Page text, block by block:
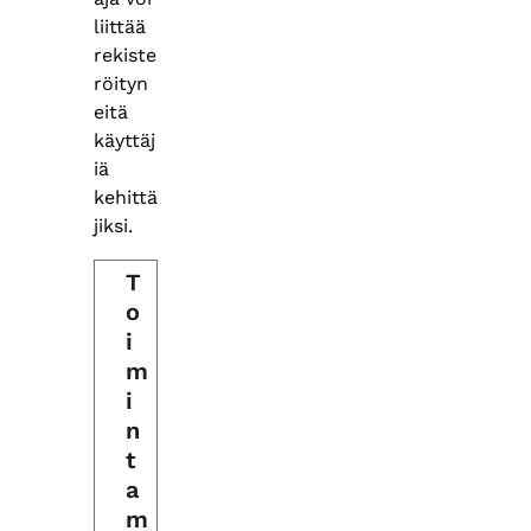
liittää
rekiste
röityn
eitä
käyttäj
iä
kehittä
jiksi.
T
o
i
m
i
n
t
a
m